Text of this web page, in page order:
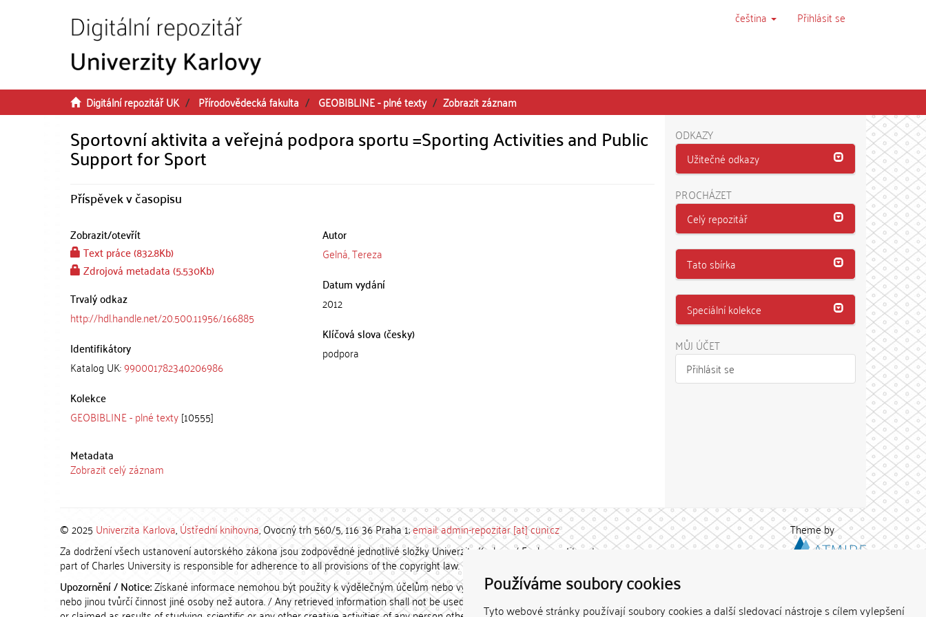
Používáme soubory cookies
Tyto webové stránky používají soubory cookies a další sledovací nástroje s cílem vylepšení
čeština Přihlásit se
Digitální repozitář UK Přírodovědecká fakulta GEOBIBLINE - plné texty Zobrazit záznam
Sportovní aktivita a veřejná podpora sportu =Sporting Activities and Public
Support for Sport
Příspěvek v časopisu
Zobrazit/otevřít
Text práce (832.8Kb)
Zdrojová metadata (5.530Kb)
Trvalý odkaz
http://hdl.handle.net/20.500.11956/166885
Identifikátory
Katalog UK:990001782340206986
Kolekce
GEOBIBLINE - plné texty[10555]
Autor
Gelná, Tereza
Datum vydání
2012
Klíčová slova (česky)
podpora
Metadata
Zobrazit celý záznam
ODKAZY
Užitečné odkazy
PROCHÁZET
Celý repozitář
Tato sbírka
Speciální kolekce
MŮJ ÚČET
Přihlásit se
© 2025 Univerzita Karlova,Ústřední knihovna, Ovocný trh 560/5, 116 36 Praha 1;email: admin-repozitar [at] cuni.cz
Za dodržení všech ustanovení autorského zákona jsou zodpovědné jednotlivé složky Univerzity Karlovy. / Each constituent
part of Charles University is responsible for adherence to all provisions of the copyright law.
Upozornění / Notice:Získané informace nemohou být použity k výdělečným účelům nebo vydávány za studijní, vědeckou
nebo jinou tvůrčí činnost jiné osoby než autora. / Any retrieved information shall not be used for any commercial purposes
Theme by